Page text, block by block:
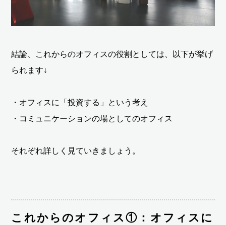
結論、これからのオフィスの役割としては、以下が挙げ
られます↓
・オフィスに「投資する」という考え
・コミュニケーションの場としてのオフィス
それぞれ詳しく見ていきましょう。
これからのオフィス①：オフィスに